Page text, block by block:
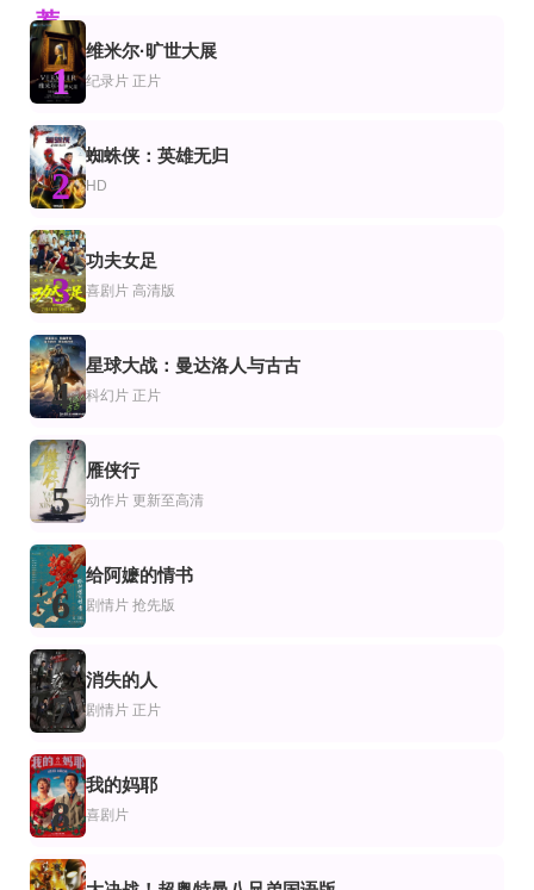
荐
已完结
安妮·李斯特的秘密日记
潘多拉2016
HD
魔精3
正片
千万别睡着
加利·艾尔维斯,德瑞·德·玛泰,多米尼克·谢尔伍德
正片
无声落体
Agustina Comedi,Jaime Comedi,La Delpi,Susana Palomas
HD
囚禁网红
西蒙·飞利普斯,Anne-Carolyne Binette,Caylin Turner,Jason Sedlar,Iyore
HD国语
金星小姐
金星
Ride the Hot Wind
汤米·柯克
HD中字
新包青天之血酬蛊
黄维德,张天其,陈信喆,孙嘉璐
正片
重新爱你
刘嘉玲,任达华,卫诗雅,王菀之,姜皓文,方力申,林盛斌,唐诗咏,谢贤,容祖儿,欧阳靖
HD中字
可不可以不要离开我
郭涛,卢靖姗,贾冰,陈乔恩,吴樾,克拉拉,盛以婕,姜皓文,朱鉴然
HD中字
永远的守望
严晓频,杨树林,廖政豪,朱静瑛,马睿灏,胡维高,褚楚,张丹阳,徐静儿,黄诚,秦丽,王
南瓜万物
Paula Boudreau,Dutchess Cayetano,Taylor Cole
肖·谢尔·辛格
贾斯温德·巴拉,普拉卡什·加杜,阿夫塔·吉尔
男人不可以穷(粤语版)
黄宗泽,陈伟霆,谢天华,金刚,邓丽欣,赵荣,陈嘉桓,洪天明,廖启智,龚慈恩,卢宛茵,
1
维米尔·旷世大展
纪录片 正片
2
蜘蛛侠：英雄无归
HD
3
功夫女足
喜剧片 高清版
4
星球大战：曼达洛人与古古
科幻片 正片
5
雁侠行
动作片 更新至高清
6
给阿嬷的情书
剧情片 抢先版
7
消失的人
剧情片 正片
8
我的妈耶
喜剧片